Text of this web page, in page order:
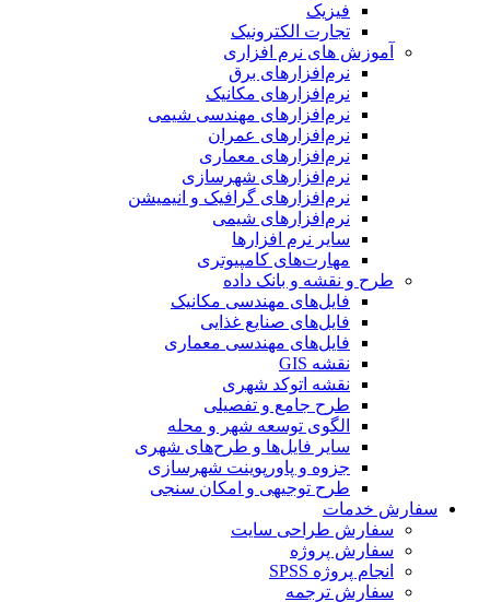
فیزیک
تجارت الکترونیک
آموزش های نرم افزاری
نرم‌افزارهای برق
نرم‌افزارهای مکانیک
نرم‌افزارهای مهندسی شیمی
نرم‌افزارهای عمران
نرم‌افزارهای معماری
نرم‌افزارهای شهرسازی
نرم‌افزارهای گرافیک و انیمیشن
نرم‌افزارهای شیمی
سایر نرم افزارها
مهارت‌های کامپیوتری
طرح و نقشه و بانک داده
فایل‌های مهندسی مکانیک
فایل‌های صنایع غذایی
فایل‌های مهندسی معماری
نقشه GIS
نقشه اتوکد شهری
طرح جامع و تفصیلی
الگوی توسعه شهر و محله
سایر فایل‌ها و طرح‌های شهری
جزوه و پاورپوینت شهرسازی
طرح توجیهی و امکان سنجی
سفارش خدمات
سفارش طراحی سایت
سفارش پروژه
انجام پروژه SPSS
سفارش ترجمه